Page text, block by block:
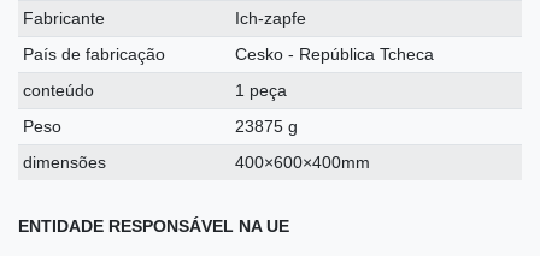
Fabricante
Ich-zapfe
País de fabricação
Cesko - República Tcheca
conteúdo
1 peça
Peso
23875 g
dimensões
400×600×400mm
ENTIDADE RESPONSÁVEL NA UE